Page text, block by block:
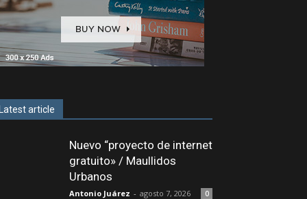
Latest article
Nuevo “proyecto de internet
gratuito» / Maullidos
Urbanos
Antonio Juárez - agosto 7, 2026 0